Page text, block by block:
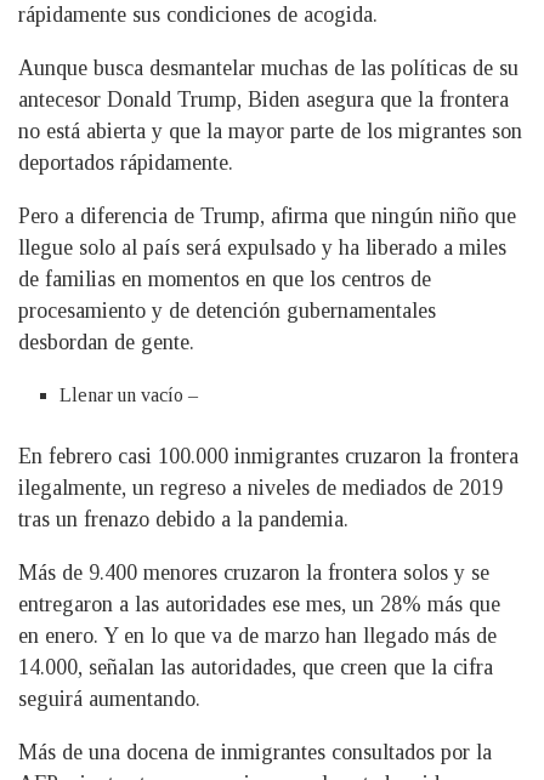
rápidamente sus condiciones de acogida.
Aunque busca desmantelar muchas de las políticas de su
antecesor Donald Trump, Biden asegura que la frontera
no está abierta y que la mayor parte de los migrantes son
deportados rápidamente.
Pero a diferencia de Trump, afirma que ningún niño que
llegue solo al país será expulsado y ha liberado a miles
de familias en momentos en que los centros de
procesamiento y de detención gubernamentales
desbordan de gente.
Llenar un vacío –
En febrero casi 100.000 inmigrantes cruzaron la frontera
ilegalmente, un regreso a niveles de mediados de 2019
tras un frenazo debido a la pandemia.
Más de 9.400 menores cruzaron la frontera solos y se
entregaron a las autoridades ese mes, un 28% más que
en enero. Y en lo que va de marzo han llegado más de
14.000, señalan las autoridades, que creen que la cifra
seguirá aumentando.
Más de una docena de inmigrantes consultados por la